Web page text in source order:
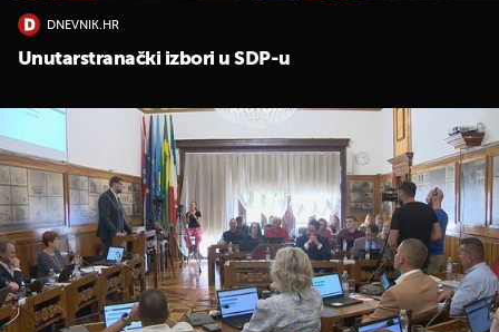
DNEVNIK.HR
Unutarstranački izbori u SDP-u